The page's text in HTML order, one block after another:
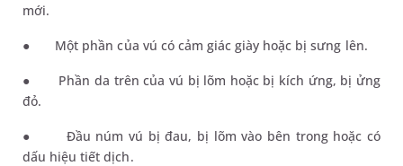
mới.
● Một phần của vú có cảm giác giày hoặc bị sưng lên.
●
Phần da trên của vú bị lõm hoặc bị kích ứng, bị ửng
đỏ.
●
Đầu núm vú bị đau, bị lõm vào bên trong hoặc có
dấu hiệu tiết dịch.